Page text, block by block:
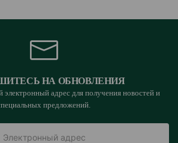
НА ОБНОВЛЕНИЯ
электронный адрес для получения новостей и
предложений.